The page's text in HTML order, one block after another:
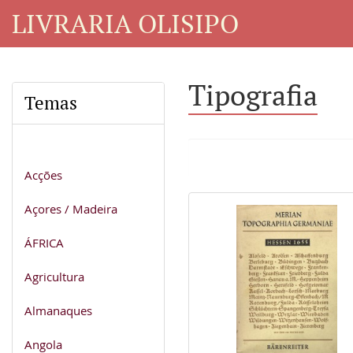
LIVRARIA OLISIPO
Temas
Acções
Açores / Madeira
ÁFRICA
Agricultura
Almanaques
Angola
Tipografia